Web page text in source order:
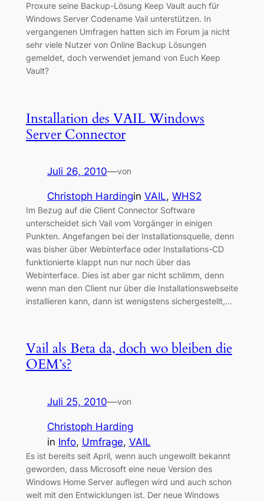
Proxure seine Backup-Lösung Keep Vault auch für
Windows Server Codename Vail unterstützen. In
vergangenen Umfragen hatten sich im Forum ja nicht
sehr viele Nutzer von Online Backup Lösungen
gemeldet, doch verwendet jemand von Euch Keep
Vault?
Installation des VAIL Windows
Server Connector
Juli 26, 2010—von
Christoph Hardingin VAIL, WHS2
Im Bezug auf die Client Connector Software
unterscheidet sich Vail vom Vorgänger in einigen
Punkten. Angefangen bei der Installationsquelle, denn
was bisher über Webinterface oder Installations-CD
funktionierte klappt nun nur noch über das
Webinterface. Dies ist aber gar nicht schlimm, denn
wenn man den Client nur über die Installationswebseite
installieren kann, dann ist wenigstens sichergestellt,…
Vail als Beta da, doch wo bleiben die
OEM’s?
Juli 25, 2010—von
Christoph Harding
in Info, Umfrage, VAIL
Es ist bereits seit April, wenn auch ungewollt bekannt
geworden, dass Microsoft eine neue Version des
Windows Home Server auflegen wird und auch schon
weit mit den Entwicklungen ist. Der neue Windows